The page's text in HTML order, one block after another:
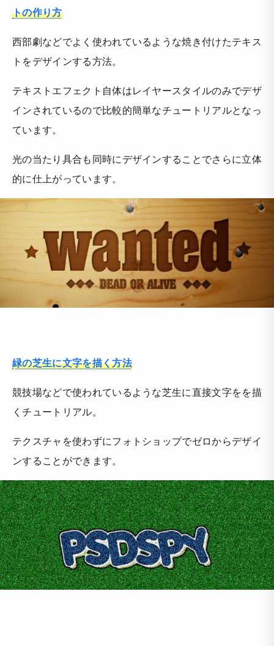
トの作り方
西部劇などでよく使われているような焼き付けたテキス
トをデザインする方法。
テキストエフェクト自体はレイヤースタイルのみでデザ
インされているので比較的簡単なチュートリアルとなっ
ています。
光の当たり具合も同時にデザインすることでさらに立体
的に仕上がっています。
緑の芝生に文字を描く方法
競技場などで使われているような芝生に直接文字をを描
くチュートリアル。
テクスチャを使わずにフォトショップでゼロからデザイ
ンすることができます。